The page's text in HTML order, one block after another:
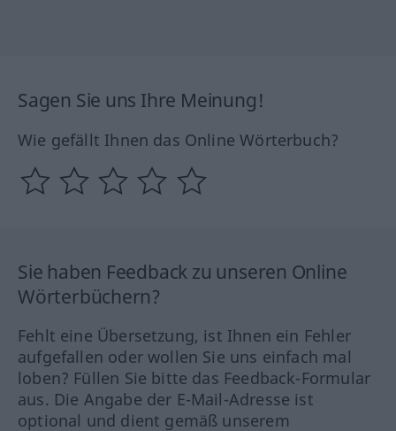
Sagen Sie uns Ihre Meinung!
Wie gefällt Ihnen das Online Wörterbuch?
Sie haben Feedback zu unseren Online
Wörterbüchern?
Fehlt eine Übersetzung, ist Ihnen ein Fehler
aufgefallen oder wollen Sie uns einfach mal
loben? Füllen Sie bitte das Feedback-Formular
aus. Die Angabe der E-Mail-Adresse ist
optional und dient gemäß unserem